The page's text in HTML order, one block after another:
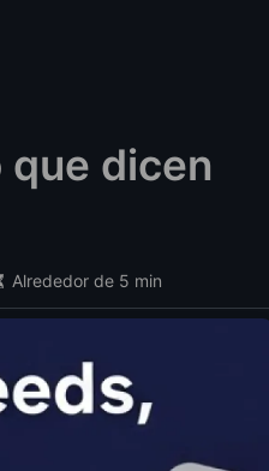
que dicen
Alrededor de 5 min